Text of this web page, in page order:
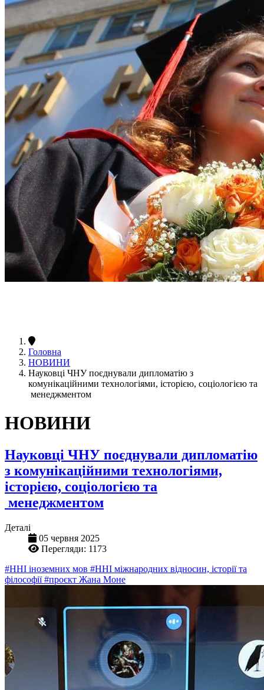
Головна
НОВИНИ
Науковці ЧНУ поєднували дипломатію з
комунікаційними технологіями, історією, соціологією та
менеджментом
НОВИНИ
Науковці ЧНУ поєднували дипломатію
з комунікаційними технологіями,
історією, соціологією та
менеджментом
Деталі
05 червня 2025
Перегляди: 1173
#ННІ іноземних мов #ННІ міжнародних відносин, історії та
філософії#проєкт Жана Моне